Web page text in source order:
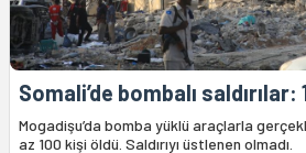
Somali’de bombalı saldırılar:
Mogadişu’da bomba yüklü araçlarla
az 100 kişi öldü. Saldırıyı üstlenen olmadı.